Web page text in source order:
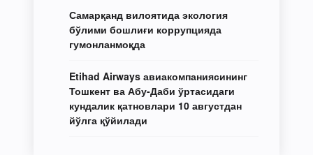
Самарқанд вилоятида экология
бўлими бошлиғи коррупцияда
гумонланмоқда
Etihad Airways авиакомпаниясининг
Тошкент ва Абу-Даби ўртасидаги
кундалик қатновлари 10 августдан
йўлга қўйилади